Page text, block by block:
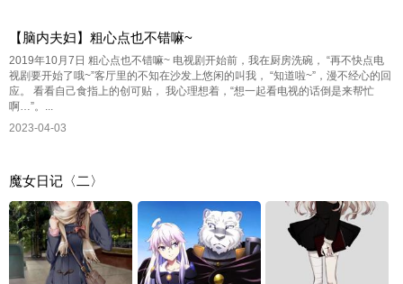
【脑内夫妇】粗心点也不错嘛~
2019年10月7日 粗心点也不错嘛~ 电视剧开始前，我在厨房洗碗， “再不快点电
视剧要开始了哦~”客厅里的不知在沙发上悠闲的叫我， “知道啦~”，漫不经心的回
应。 看看自己食指上的创可贴， 我心理想着，“想一起看电视的话倒是来帮忙
啊…”。...
2023-04-03
魔女日记〈二〉